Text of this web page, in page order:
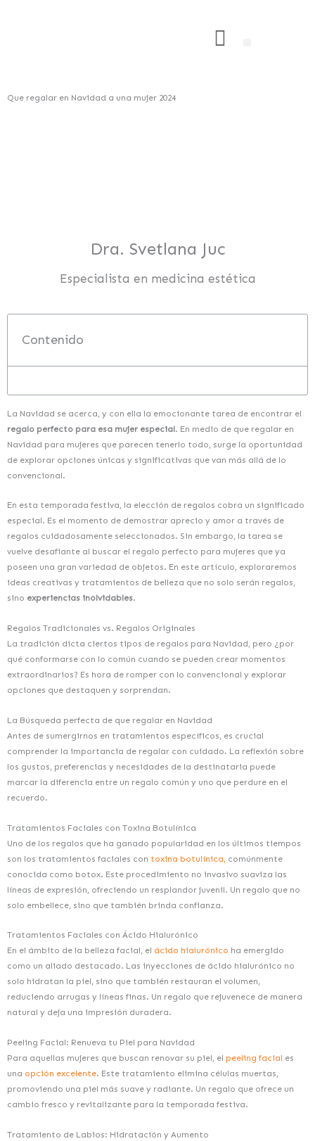
Que regalar en Navidad a una mujer 2024
Dra. Svetlana Juc
Especialista en medicina estética
Contenido
La Navidad se acerca, y con ella la emocionante tarea de encontrar el
regalo perfecto para esa mujer especial. En medio de que regalar en
Navidad para mujeres que parecen tenerlo todo, surge la oportunidad
de explorar opciones únicas y significativas que van más allá de lo
convencional.
En esta temporada festiva, la elección de regalos cobra un significado
especial. Es el momento de demostrar aprecio y amor a través de
regalos cuidadosamente seleccionados. Sin embargo, la tarea se
vuelve desafiante al buscar el regalo perfecto para mujeres que ya
poseen una gran variedad de objetos. En este artículo, exploraremos
ideas creativas y tratamientos de belleza que no solo serán regalos,
sino experiencias inolvidables.
Regalos Tradicionales vs. Regalos Originales
La tradición dicta ciertos tipos de regalos para Navidad, pero ¿por
qué conformarse con lo común cuando se pueden crear momentos
extraordinarios? Es hora de romper con lo convencional y explorar
opciones que destaquen y sorprendan.
La Búsqueda perfecta de que regalar en Navidad
Antes de sumergirnos en tratamientos específicos, es crucial
comprender la importancia de regalar con cuidado. La reflexión sobre
los gustos, preferencias y necesidades de la destinataria puede
marcar la diferencia entre un regalo común y uno que perdure en el
recuerdo.
Tratamientos Faciales con Toxina Botulínica
Uno de los regalos que ha ganado popularidad en los últimos tiempos
son los tratamientos faciales con toxina botulínica, comúnmente
conocida como botox. Este procedimiento no invasivo suaviza las
líneas de expresión, ofreciendo un resplandor juvenil. Un regalo que no
solo embellece, sino que también brinda confianza.
Tratamientos Faciales con Ácido Hialurónico
En el ámbito de la belleza facial, el ácido hialurónico ha emergido
como un aliado destacado. Las inyecciones de ácido hialurónico no
solo hidratan la piel, sino que también restauran el volumen,
reduciendo arrugas y líneas finas. Un regalo que rejuvenece de manera
natural y deja una impresión duradera.
Peeling Facial: Renueva tu Piel para Navidad
Para aquellas mujeres que buscan renovar su piel, el peeling facial es
una opción excelente. Este tratamiento elimina células muertas,
promoviendo una piel más suave y radiante. Un regalo que ofrece un
cambio fresco y revitalizante para la temporada festiva.
Tratamiento de Labios: Hidratación y Aumento